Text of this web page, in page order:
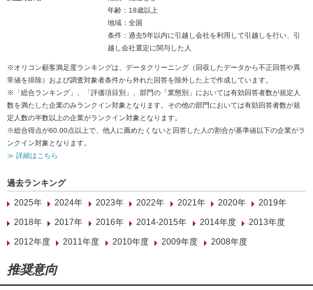
年齢：18歳以上
地域：全国
条件：過去5年以内に引越し会社を利用して引越しを行い、引
越し会社選定に関与した人
※オリコン顧客満足度ランキングは、データクリーニング（回収したデータから不正回答や異
常値を排除）および調査対象者条件から外れた回答を除外した上で作成しています。
※「総合ランキング」、「評価項目別」、部門の「業態別」においては有効回答者数が規定人
数を満たした企業のみランクイン対象となります。その他の部門においては有効回答者数が規
定人数の半数以上の企業がランクイン対象となります。
※総合得点が60.00点以上で、他人に薦めたくないと回答した人の割合が基準値以下の企業がラ
ンクイン対象となります。
≫ 詳細はこちら
過去ランキング
2025年
2024年 2023年 2022年 2021年 2020年
2019年
2018年
2017年 2016年 2014-2015年 2014年度
2013年度
2012年度
2011年度 2010年度 2009年度 2008年度
推奨意向